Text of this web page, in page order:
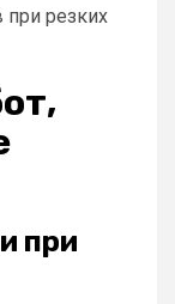
резких
при